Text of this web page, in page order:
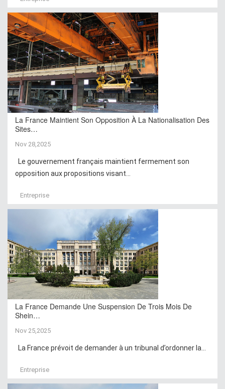
La France Maintient Son Opposition À La Nationalisation Des
Sites…
Nov 28,2025
Le gouvernement français maintient fermement son
opposition aux propositions visant...
Entreprise
La France Demande Une Suspension De Trois Mois De
Shein…
Nov 25,2025
La France prévoit de demander à un tribunal d’ordonner la...
Entreprise